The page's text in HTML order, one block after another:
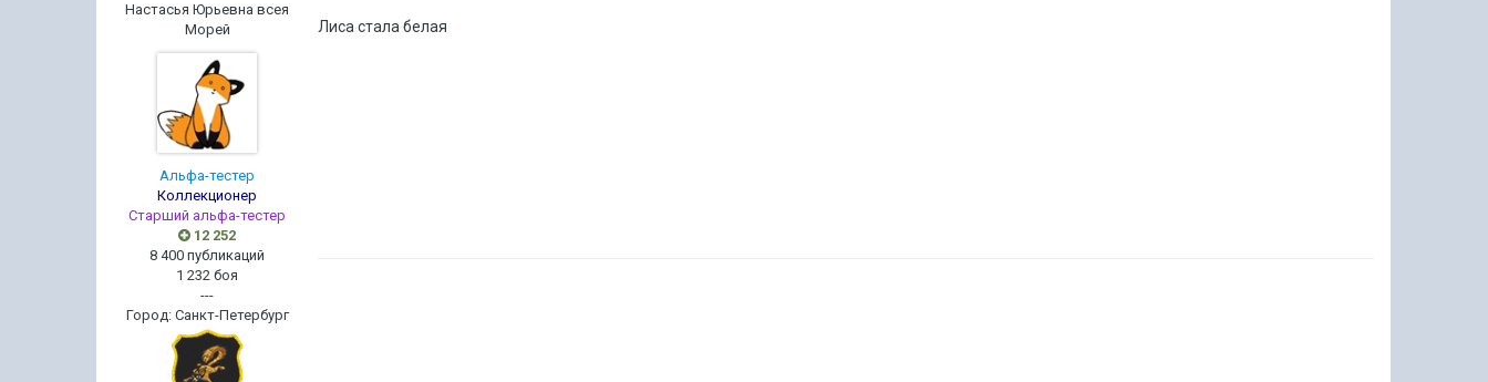
Настасья Юрьевна всея
Морей
Альфа-тестер
Коллекционер
Старший альфа-тестер
12 252
8 400 публикаций
1 232 боя
---
Город: Санкт-Петербург
Лиса стала белая